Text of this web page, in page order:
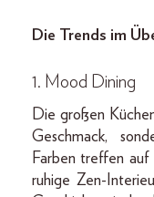
Die Trends im
1. Mood Dining
Die großen
Geschmack,
Farben treffen auf
ruhige Zen-